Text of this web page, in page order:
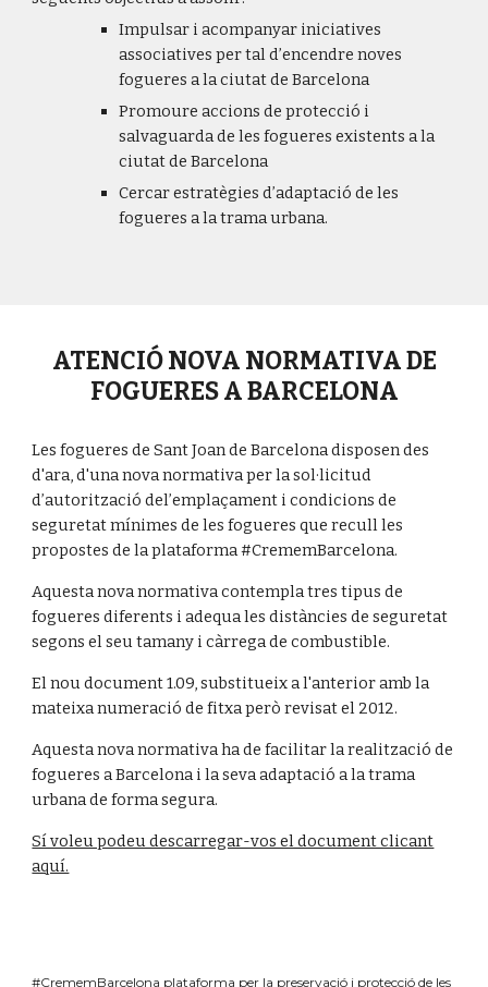
Impulsar i acompanyar iniciatives
associatives per tal d’encendre noves
fogueres a la ciutat de Barcelona
Promoure accions de protecció i
salvaguarda de les fogueres existents a la
ciutat de Barcelona
Cercar estratègies d’adaptació de les
fogueres a la trama urbana.
ATENCIÓ NOVA NORMATIVA DE
FOGUERES A BARCELONA
Les fogueres de Sant Joan de Barcelona disposen des
d'ara, d'una nova normativa per la sol·licitud
d’autorització del’emplaçament i condicions de
seguretat mínimes de les fogueres que recull les
propostes de la plataforma #CrememBarcelona.
Aquesta nova normativa contempla tres tipus de
fogueres diferents i adequa les distàncies de seguretat
segons el seu tamany i càrrega de combustible.
El nou document1.09,substitueix a l'anterior amb la
mateixa numeració de fitxa però revisat el 2012.
Aquesta nova normativa ha de facilitar la realització de
fogueres a Barcelona i la seva adaptació a la trama
urbana de forma segura.
Sí voleu podeu descarregar-vos el document clicant
aquí.
#CrememBarcelona plataforma per la preservació i protecció de les